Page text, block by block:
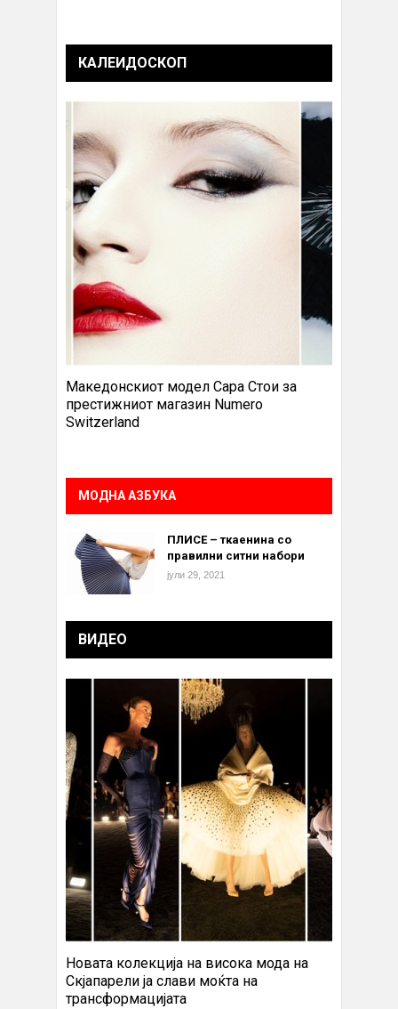
КАЛЕИДОСКОП
Македонскиот модел Сара Стои за
престижниот магазин Numero
Switzerland
МОДНА АЗБУКА
ПЛИСЕ – ткаенина со
правилни ситни набори
јули 29, 2021
ВИДЕО
Новата колекција на висока мода на
Скјапарели ја слави моќта на
трансформацијата